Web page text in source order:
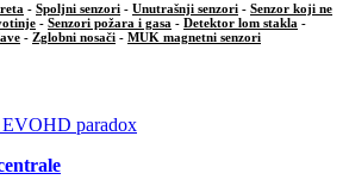
- Spoljni senzori - Unutrašnji senzori - Senzor koji ne
- Senzori požara i gasa - Detektor lom stakla -
- Zglobni nosači - MUK magnetni senzori